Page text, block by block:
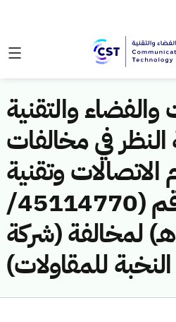
والفضاء والتقنية
النظر في مخالفات
الاتصالات وتقنية
المعلومات رقم (45114770/
ق/1445هـ) لمخالفة (شركة
للمقاولات)